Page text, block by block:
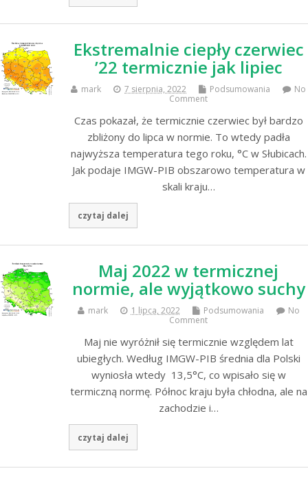
Ekstremalnie ciepły czerwiec
’22 termicznie jak lipiec
mark 7 sierpnia, 2022 Podsumowania
No
Comment
Czas pokazał, że termicznie czerwiec był bardzo
zbliżony do lipca w normie. To wtedy padła
najwyższa temperatura tego roku, °C w Słubicach.
Jak podaje IMGW-PIB obszarowo temperatura w
skali kraju…
czytaj dalej
Maj 2022 w termicznej
normie, ale wyjątkowo suchy
mark 1 lipca, 2022 Podsumowania
No
Comment
Maj nie wyróżnił się termicznie względem lat
ubiegłych. Według IMGW-PIB średnia dla Polski
wyniosła wtedy 13,5°C, co wpisało się w
termiczną normę. Północ kraju była chłodna, ale na
zachodzie i…
czytaj dalej